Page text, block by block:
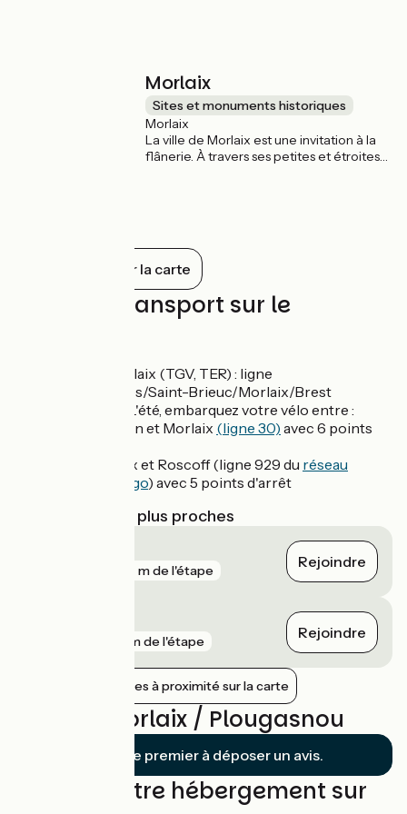
Morlaix
Sites et monuments historiques
Morlaix
La ville de Morlaix est une invitation à la
flânerie. À travers ses petites et étroites
points de vue d’où appréhender la
beauté de son patrimoine bâti.
Tout afficher sur la carte
Trains et transport sur le
Gare de Morlaix (TGV, TER) : ligne
Paris/Rennes/Saint-Brieuc/Morlaix/Brest
Car + Vélo : L'été, embarquez votre vélo entre :
Lannion et Morlaix (ligne 30) avec 6 points
Morlaix et Roscoff (ligne 929 du réseau
Breizhgo) avec 5 points d'arrêt
Gares SNCF les plus proches
387 m de l'étape Rejoindre
9 km de l'étape Rejoindre
Afficher les gares à proximité sur la carte
Avis sur Morlaix / Plougasnou
Soyez le premier à déposer un avis.
Trouvez votre hébergement sur